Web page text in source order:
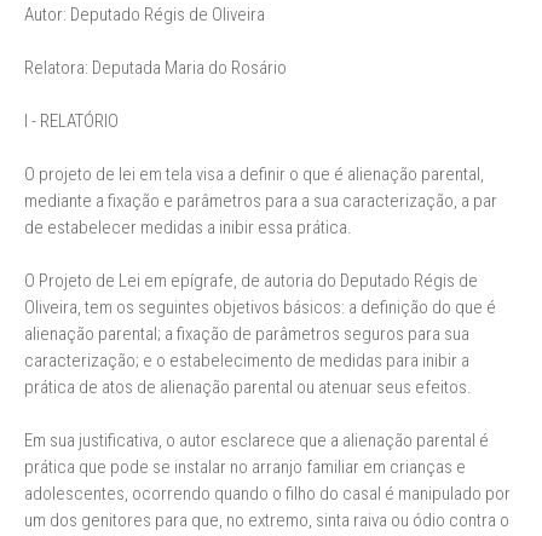
Autor: Deputado Régis de Oliveira
Relatora: Deputada Maria do Rosário
I - RELATÓRIO
O projeto de lei em tela visa a definir o que é alienação parental,
mediante a fixação e parâmetros para a sua caracterização, a par
de estabelecer medidas a inibir essa prática.
O Projeto de Lei em epígrafe, de autoria do Deputado Régis de
Oliveira, tem os seguintes objetivos básicos: a definição do que é
alienação parental; a fixação de parâmetros seguros para sua
caracterização; e o estabelecimento de medidas para inibir a
prática de atos de alienação parental ou atenuar seus efeitos.
Em sua justificativa, o autor esclarece que a alienação parental é
prática que pode se instalar no arranjo familiar em crianças e
adolescentes, ocorrendo quando o filho do casal é manipulado por
um dos genitores para que, no extremo, sinta raiva ou ódio contra o